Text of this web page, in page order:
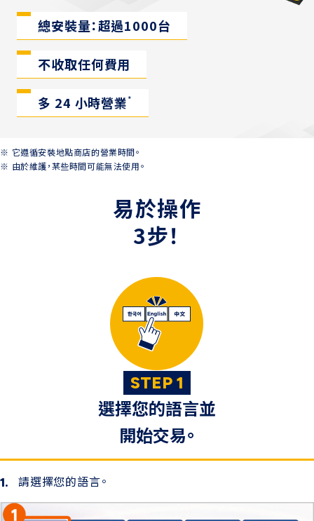
總安裝量：超過1000台
不收取任何費用
多 24 小時營業*
它遵循安裝地點商店的營業時間。
由於維護，某些時間可能無法使用。
易於操作
3步！
STEP 1
選擇您的語言並
開始交易。
請選擇您的語言。